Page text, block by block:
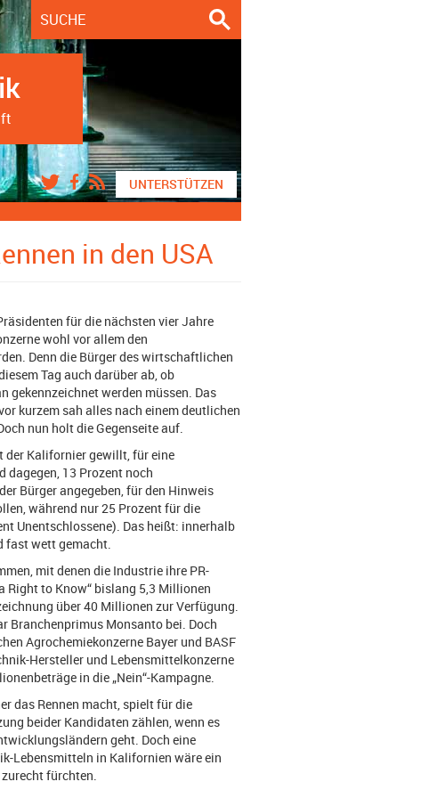
UNTERSTÜTZEN
in den USA
für die nächsten vier Jahre
wohl vor allem den
Denn die Bürger des wirtschaftlichen
Tag auch darüber ab, ob
gekennzeichnet werden müssen. Das
kurzem sah alles nach einem deutlichen
nun holt die Gegenseite auf.
der Kalifornier gewillt, für eine
dagegen, 13 Prozent noch
Bürger angegeben, für den Hinweis
während nur 25 Prozent für die
Unentschlossene). Das heißt: innerhalb
fast wett gemacht.
mit denen die Industrie ihre PR-
Right to Know“ bislang 5,3 Millionen
über 40 Millionen zur Verfügung.
Branchenprimus Monsanto bei. Doch
Agrochemiekonzerne Bayer und BASF
Hersteller und Lebensmittelkonzerne
in die „Nein“-Kampagne.
das Rennen macht, spielt für die
beider Kandidaten zählen, wenn es
geht. Doch eine
Lebensmitteln in Kalifornien wäre ein
fürchten.